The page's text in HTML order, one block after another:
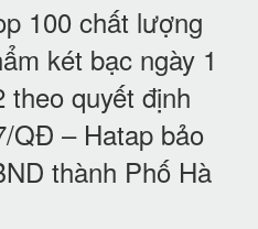
100 chất lượng
két bạc ngày 1
theo quyết định
QĐ – Hatap bảo
thành Phố Hà